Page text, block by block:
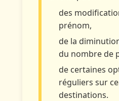
des
prénom,
de la
du nombre de
de certaines
réguliers sur
destinations.